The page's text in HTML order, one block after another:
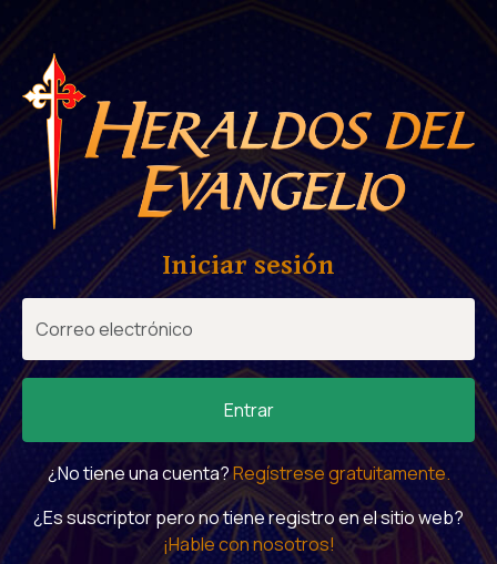
Iniciar sesión
Entrar
¿No tiene una cuenta?Regístrese gratuitamente.
¿Es suscriptor pero no tiene registro en el sitio web?
¡Hable con nosotros!